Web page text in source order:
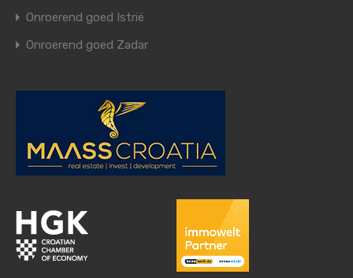
Onroerend goed Istrië
Onroerend goed Zadar